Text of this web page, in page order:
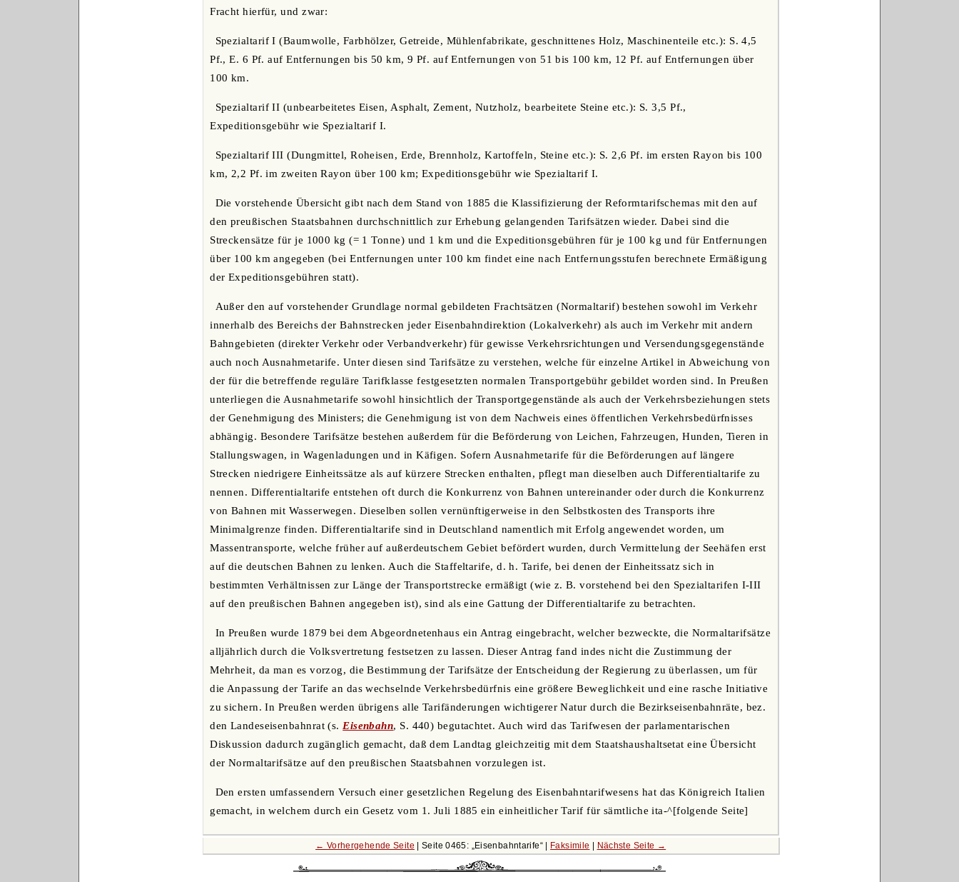
Fracht hierfür, und zwar:
Spezialtarif I (Baumwolle, Farbhölzer, Getreide, Mühlenfabrikate, geschnittenes Holz, Maschinenteile etc.): S. 4,5
Pf., E. 6 Pf. auf Entfernungen bis 50 km, 9 Pf. auf Entfernungen von 51 bis 100 km, 12 Pf. auf Entfernungen über
100 km.
Spezialtarif II (unbearbeitetes Eisen, Asphalt, Zement, Nutzholz, bearbeitete Steine etc.): S. 3,5 Pf.,
Expeditionsgebühr wie Spezialtarif I.
Spezialtarif III (Dungmittel, Roheisen, Erde, Brennholz, Kartoffeln, Steine etc.): S. 2,6 Pf. im ersten Rayon bis 100
km, 2,2 Pf. im zweiten Rayon über 100 km; Expeditionsgebühr wie Spezialtarif I.
Die vorstehende Übersicht gibt nach dem Stand von 1885 die Klassifizierung der Reformtarifschemas mit den auf
den preußischen Staatsbahnen durchschnittlich zur Erhebung gelangenden Tarifsätzen wieder. Dabei sind die
Streckensätze für je 1000 kg (= 1 Tonne) und 1 km und die Expeditionsgebühren für je 100 kg und für Entfernungen
über 100 km angegeben (bei Entfernungen unter 100 km findet eine nach Entfernungsstufen berechnete Ermäßigung
der Expeditionsgebühren statt).
Außer den auf vorstehender Grundlage normal gebildeten Frachtsätzen (Normaltarif) bestehen sowohl im Verkehr
innerhalb des Bereichs der Bahnstrecken jeder Eisenbahndirektion (Lokalverkehr) als auch im Verkehr mit andern
Bahngebieten (direkter Verkehr oder Verbandverkehr) für gewisse Verkehrsrichtungen und Versendungsgegenstände
auch noch Ausnahmetarife. Unter diesen sind Tarifsätze zu verstehen, welche für einzelne Artikel in Abweichung von
der für die betreffende reguläre Tarifklasse festgesetzten normalen Transportgebühr gebildet worden sind. In Preußen
unterliegen die Ausnahmetarife sowohl hinsichtlich der Transportgegenstände als auch der Verkehrsbeziehungen stets
der Genehmigung des Ministers; die Genehmigung ist von dem Nachweis eines öffentlichen Verkehrsbedürfnisses
abhängig. Besondere Tarifsätze bestehen außerdem für die Beförderung von Leichen, Fahrzeugen, Hunden, Tieren in
Stallungswagen, in Wagenladungen und in Käfigen. Sofern Ausnahmetarife für die Beförderungen auf längere
Strecken niedrigere Einheitssätze als auf kürzere Strecken enthalten, pflegt man dieselben auch Differentialtarife zu
nennen. Differentialtarife entstehen oft durch die Konkurrenz von Bahnen untereinander oder durch die Konkurrenz
von Bahnen mit Wasserwegen. Dieselben sollen vernünftigerweise in den Selbstkosten des Transports ihre
Minimalgrenze finden. Differentialtarife sind in Deutschland namentlich mit Erfolg angewendet worden, um
Massentransporte, welche früher auf außerdeutschem Gebiet befördert wurden, durch Vermittelung der Seehäfen erst
auf die deutschen Bahnen zu lenken. Auch die Staffeltarife, d. h. Tarife, bei denen der Einheitssatz sich in
bestimmten Verhältnissen zur Länge der Transportstrecke ermäßigt (wie z. B. vorstehend bei den Spezialtarifen I-III
auf den preußischen Bahnen angegeben ist), sind als eine Gattung der Differentialtarife zu betrachten.
In Preußen wurde 1879 bei dem Abgeordnetenhaus ein Antrag eingebracht, welcher bezweckte, die Normaltarifsätze
alljährlich durch die Volksvertretung festsetzen zu lassen. Dieser Antrag fand indes nicht die Zustimmung der
Mehrheit, da man es vorzog, die Bestimmung der Tarifsätze der Entscheidung der Regierung zu überlassen, um für
die Anpassung der Tarife an das wechselnde Verkehrsbedürfnis eine größere Beweglichkeit und eine rasche Initiative
zu sichern. In Preußen werden übrigens alle Tarifänderungen wichtigerer Natur durch die Bezirkseisenbahnräte, bez.
den Landeseisenbahnrat (s.Eisenbahn, S. 440) begutachtet. Auch wird das Tarifwesen der parlamentarischen
Diskussion dadurch zugänglich gemacht, daß dem Landtag gleichzeitig mit dem Staatshaushaltsetat eine Übersicht
der Normaltarifsätze auf den preußischen Staatsbahnen vorzulegen ist.
Den ersten umfassendern Versuch einer gesetzlichen Regelung des Eisenbahntarifwesens hat das Königreich Italien
gemacht, in welchem durch ein Gesetz vom 1. Juli 1885 ein einheitlicher Tarif für sämtliche ita-^[folgende Seite]
← Vorhergehende Seite | Seite 0465: Eisenbahntarife | Faksimile | Nächste Seite →